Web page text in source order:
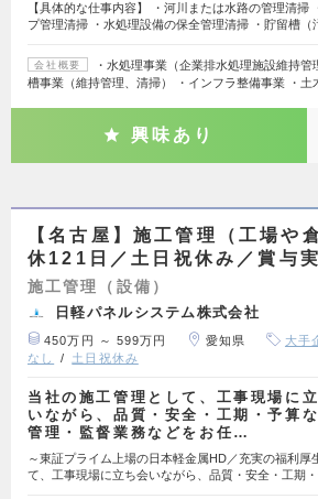
【具体的な仕事内容】 ・河川または水路の管理清掃
プ管理清掃 ・水処理設備の保全管理清掃 ・貯留槽
会社概要
・水処理事業（企業排水処理施設維持
槽事業（維持管理、清掃） ・インフラ整備事業 ・
興味あり
【名古屋】施工管理（工場や
休121日／土日祝休み／賞与
施工管理（設備）
日軽パネルシステム株式会社
450万円 ～ 599万円 愛知県 大手
なし
土日祝休み
当社の施工管理として、工事現場に
いながら、品質・安全・工期・予算
管理・監督業務などをお任…
～東証プライム上場の日本軽金属HD／充実の福利厚
て、工事現場に立ち会いながら、品質・安全・工期